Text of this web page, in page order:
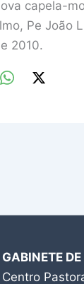
capela-
Pe João
2010.
GABINETE
Centro